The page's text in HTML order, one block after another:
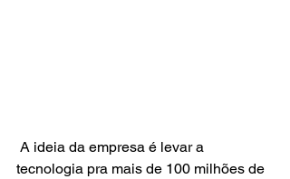
tecnologia pra mais de 100 milhões de